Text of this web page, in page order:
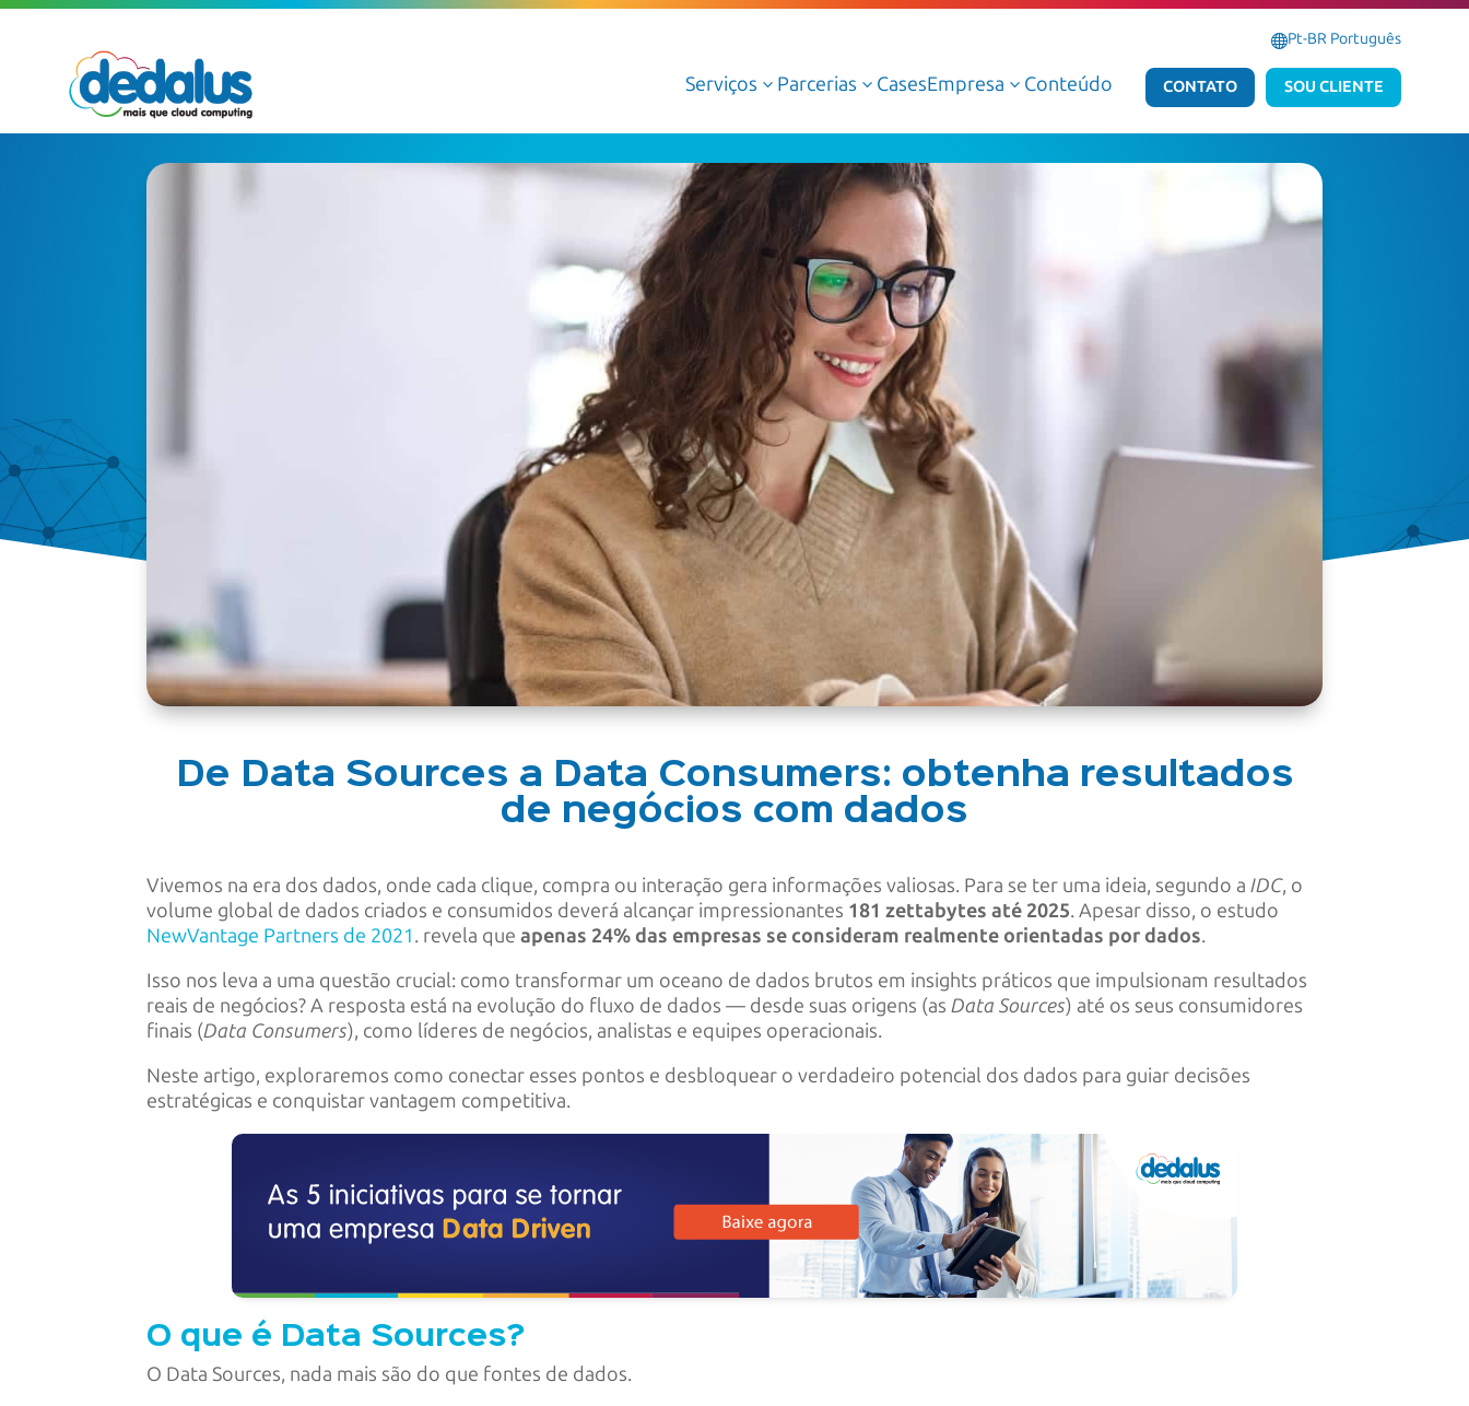
Pt-BR Português
Serviços 3
Serviços Gerenciados de Cloud
Serviços Profissionais de Cloud
Cloud AWS
Cloud Azure
Cloud Oracle
Google Cloud
Dedalus Argos
Serviços Gerenciados Microsoft
Serviços Profissionais Microsoft
Parcerias 3 CasesEmpresa 3 Conteúdo CONTATO SOU CLIENTE
De Data Sources a Data Consumers: obtenha resultados
de negócios com dados
Vivemos na era dos dados, onde cada clique, compra ou interação gera informações valiosas. Para se ter uma ideia, segundo aIDC, o
volume global de dados criados e consumidos deverá alcançar impressionantes 181 zettabytes até 2025. Apesar disso, o estudo
NewVantage Partners de 2021. revela queapenas 24% das empresas se consideram realmente orientadas por dados.
Isso nos leva a uma questão crucial: como transformar um oceano de dados brutos em insights práticos que impulsionam resultados
reais de negócios? A resposta está na evolução do fluxo de dados — desde suas origens (asData Sources) até os seus consumidores
finais (Data Consumers), como líderes de negócios, analistas e equipes operacionais.
Neste artigo, exploraremos como conectar esses pontos e desbloquear o verdadeiro potencial dos dados para guiar decisões
estratégicas e conquistar vantagem competitiva.
O que é Data Sources?
O Data Sources, nada mais são do que fontes de dados.